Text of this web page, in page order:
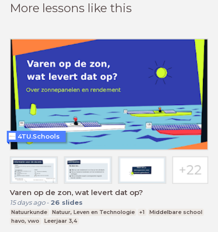
More lessons like this
Varen op de zon, wat levert dat op?
15 days ago- 26 slides
Natuurkunde Natuur, Leven en Technologie +1
Middelbare school
havo, vwo
Leerjaar 3,4
4TU.Schools